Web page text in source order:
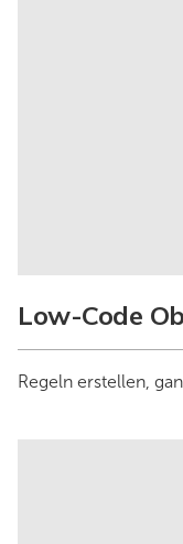
Low-Code
Regeln erstellen,